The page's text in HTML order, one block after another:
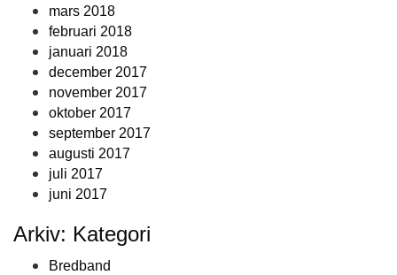
mars 2018
februari 2018
januari 2018
december 2017
november 2017
oktober 2017
september 2017
augusti 2017
juli 2017
juni 2017
Arkiv: Kategori
Bredband